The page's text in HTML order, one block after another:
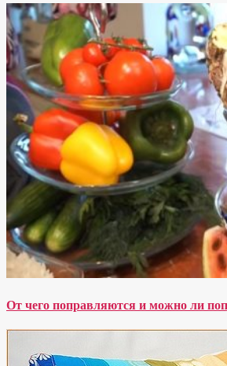
От чего поправляются и можно ли